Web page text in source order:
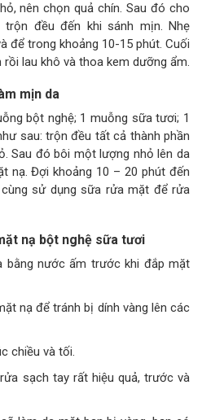
nên chọn quả chín. Sau đó cho
đều đến khi sánh mịn. Nhẹ
để trong khoảng 10-15 phút. Cuối
lau khô và thoa kem dưỡng ẩm.
mịn da
bột nghệ; 1 muỗng sữa tươi; 1
sau: trộn đều tất cả thành phần
Sau đó bôi một lượng nhỏ lên da
nạ. Đợi khoảng 10 – 20 phút đến
sử dụng sữa rửa mặt để rửa
nạ bột nghệ sữa tươi
bằng nước ấm trước khi đắp mặt
nạ để tránh bị dính vàng lên các
chiều và tối.
sạch tay rất hiệu quả, trước và